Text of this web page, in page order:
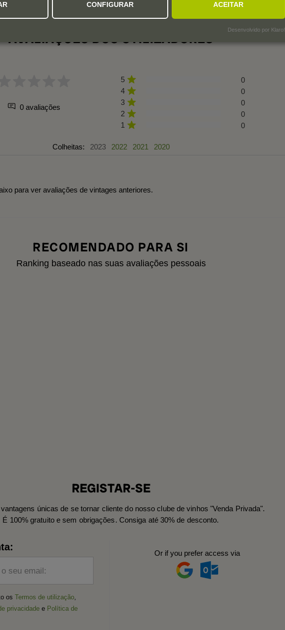
AVALIAÇÕES DOS UTILIZADORES
0 avaliações
5
0
4
0
3
0
2
0
1
0
Colheitas: 2023 2022 2021 2020
para ver avaliações de vintages anteriores.
RECOMENDADO PARA SI
Ranking baseado nas suas avaliações pessoais
REGISTAR-SE
únicas de se tornar cliente do nosso clube de vinhos "Venda Privada".
É 100% gratuito e sem obrigações. Consiga até 30% de desconto.
seu email:
os Termos de utilização,
privacidade e Política de
Or if you prefer access via
CONFIGURAR ACEITAR
Desenvolvido por Klaro!